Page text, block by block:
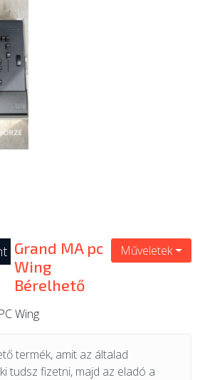
Grand MA pc
Wing
Bérelhető
Műveletek
Wing
termék, amit az általad
tudsz fizetni, majd az eladó a